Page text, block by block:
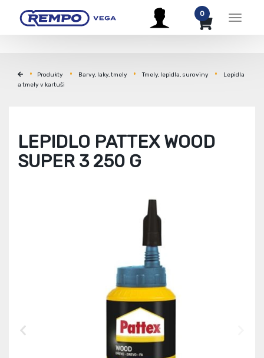
Menu
0
Produkty Barvy, laky, tmely Tmely, lepidla, suroviny
Lepidla
a tmely v kartuši
LEPIDLO PATTEX WOOD
SUPER 3 250 G